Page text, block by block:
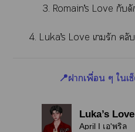
3. Romain’s Love กับ
4. Luka’s Love เรัก คลั
📍าเพื่อน ๆ ใ